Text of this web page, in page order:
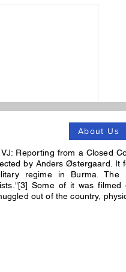
းစုကြည်
တ်ပြု
About Us
VJ: Reporting from a Closed
by Anders Østergaard. It
regime in Burma.
Some of it was
out of the country,